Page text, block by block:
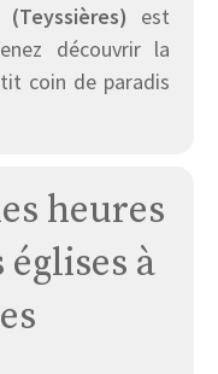
est
découvrir la
coin de paradis
heures
églises à